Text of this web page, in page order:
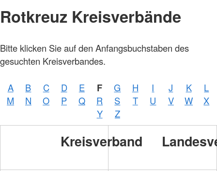
Rotkreuz Kreisverbände
Bitte klicken Sie auf den Anfangsbuchstaben des
gesuchten Kreisverbandes.
A B C D E F G H I J K
L
M
N O P Q R S T U V W
X
Y
Z
Kreisverband